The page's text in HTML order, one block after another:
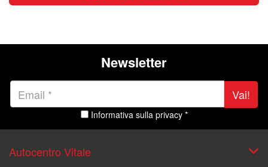
Newsletter
Vai!
Informativa sulla privacy *
Autocentro Vitale